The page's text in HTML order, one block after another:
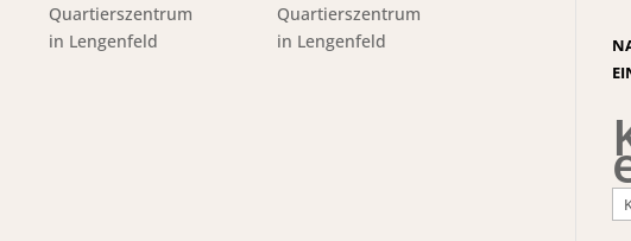
Quartierszentrum
in Lengenfeld
Quartierszentrum
in Lengenfeld